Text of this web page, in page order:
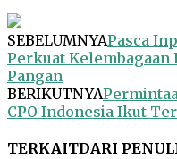
SEBELUMNYAPasca
Perkuat Kelembagaan
Pangan
BERIKUTNYA
CPO Indonesia Ikut
TERKAITDARI